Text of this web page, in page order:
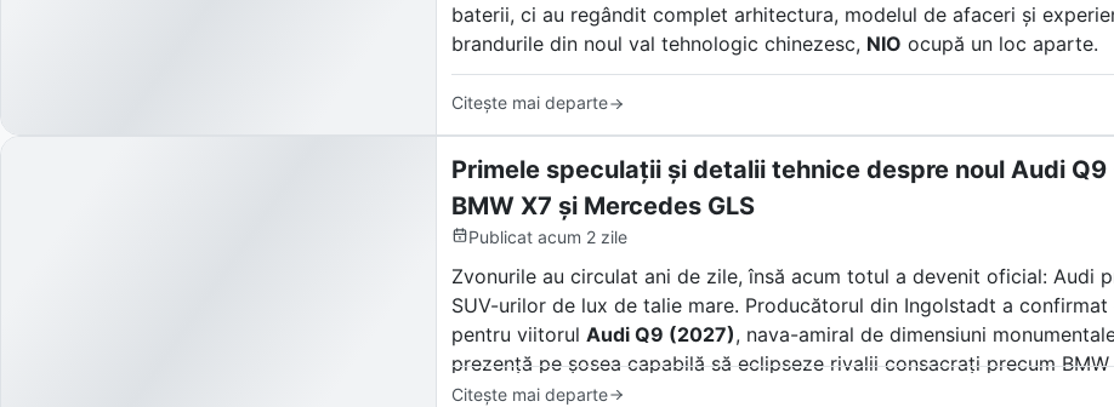
baterii, ci au regândit complet arhitectura, modelul de afaceri și
brandurile din noul val tehnologic chinezesc, NIO ocupă un loc aparte.
Denumită frecvent de presa internațională „Tesla din China”, compania
SUV-uri și sedanuri electrice de lux. NIO a creat un ecosistem unic
Citește mai departe
Primele speculații și detalii tehnice despre noul Audi
BMW X7 și Mercedes GLS
Publicat acum 2 zile
Zvonurile au circulat ani de zile, însă acum totul a devenit oficial:
SUV-urilor de lux de talie mare. Producătorul din Ingolstadt a
pentru viitorul Audi Q9 (2027), nava-amiral de dimensiuni
prezență pe șosea capabilă să eclipseze rivalii consacrați precum BMW
Citește mai departe